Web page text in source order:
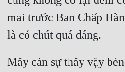
mai trước Ban Chấp
là có chút quá đáng.
Mấy cán sự thấy vậy